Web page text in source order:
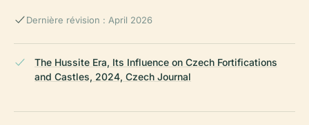
Dernière révision : April 2026
The Hussite Era, Its Influence on Czech Fortifications
and Castles, 2024, Czech Journal